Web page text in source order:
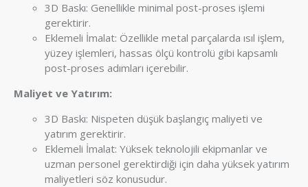
3D Baskı: Genellikle minimal post-proses işlemi
gerektirir.
Eklemeli İmalat: Özellikle metal parçalarda ısıl işlem,
yüzey işlemleri, hassas ölçü kontrolü gibi kapsamlı
post-proses adımları içerebilir.
Maliyet ve Yatırım:
3D Baskı: Nispeten düşük başlangıç maliyeti ve
yatırım gerektirir.
Eklemeli İmalat: Yüksek teknolojili ekipmanlar ve
uzman personel gerektirdiği için daha yüksek yatırım
maliyetleri söz konusudur.